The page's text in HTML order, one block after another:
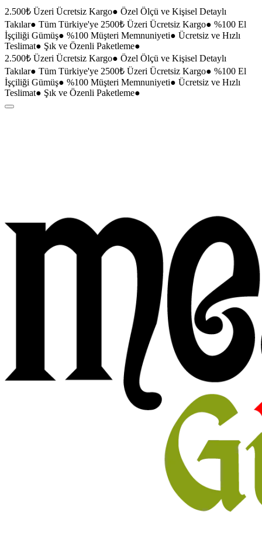
2.500₺ Üzeri Ücretsiz Kargo● Özel Ölçü ve Kişisel Detaylı
Takılar● Tüm Türkiye'ye 2500₺ Üzeri Ücretsiz Kargo● %100 El
İşçiliği Gümüş● %100 Müşteri Memnuniyeti● Ücretsiz ve Hızlı
Teslimat● Şık ve Özenli Paketleme●
2.500₺ Üzeri Ücretsiz Kargo● Özel Ölçü ve Kişisel Detaylı
Takılar● Tüm Türkiye'ye 2500₺ Üzeri Ücretsiz Kargo● %100 El
İşçiliği Gümüş● %100 Müşteri Memnuniyeti● Ücretsiz ve Hızlı
Teslimat● Şık ve Özenli Paketleme●